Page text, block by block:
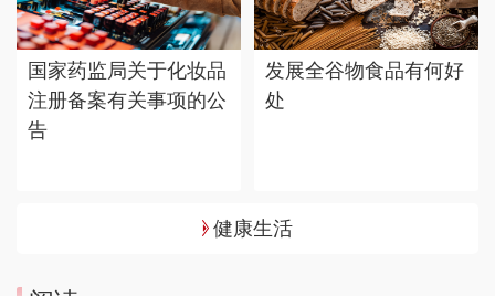
国家药监局关于化妆品
注册备案有关事项的公
告
发展全谷物食品有何好
处
健康生活